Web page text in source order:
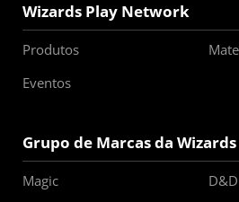
Wizards Play Network
Produtos
Eventos
Grupo de Marcas da Wizards
Magic
D&D